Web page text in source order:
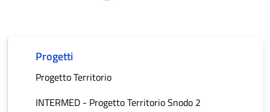
Progetti
Progetto Territorio
INTERMED - Progetto Territorio Snodo 2